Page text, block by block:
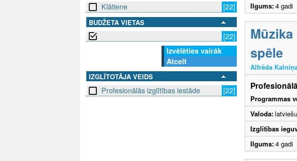
Klātiene [22]
BUDŽETA VIETAS
[22]
Izvēlēties vairāk
Atcelt
IZGLĪTOTĀJA VEIDS
Profesionālās izglītības iestāde [22]
Ilgums:4 gadi
spēle
Alfrēda
Programmas
Valoda:
Izglītības
Ilgums:4 gadi